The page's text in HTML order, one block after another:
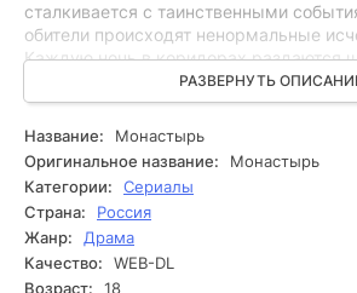
сталкивается с таинственными
обители происходят ненормальные
Каждую ночь в коридорах раздаются
Защитник понимает, что монастырь
непорочные тайны, но и темные
ответов он встречается с
правду о прошлом обители, и
внезапно появившейся в монастыре в
тревоги. Постепенно Защитник
между верой и истиной может
последствиям. Способен ли он
чем станет жертвой неприветливых
стенах монастыря?
РАЗВЕРНУТЬ
Название:
Монастырь
Оригинальное название:
Монастырь
Категории:
Сериалы
Страна:
Россия
Жанр:
Драма
Качество:
WEB-DL
Возраст:
18